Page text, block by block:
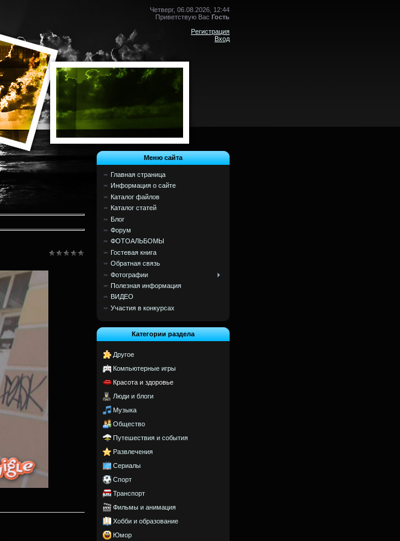
Четверг, 06.08.2026, 12:44
Приветствую Вас Гость
Регистрация
Вход
Меню сайта
Главная страница
Информация о сайте
Каталог файлов
Каталог статей
Блог
Форум
ФОТОАЛЬБОМЫ
Гостевая книга
Обратная связь
Фотографии
Полезная информация
ВИДЕО
Участия в конкурсах
Категории раздела
Другое
Компьютерные игры
Красота и здоровье
Люди и блоги
Музыка
Общество
Путешествия и события
Развлечения
Сериалы
Спорт
Транспорт
Фильмы и анимация
Хобби и образование
Юмор